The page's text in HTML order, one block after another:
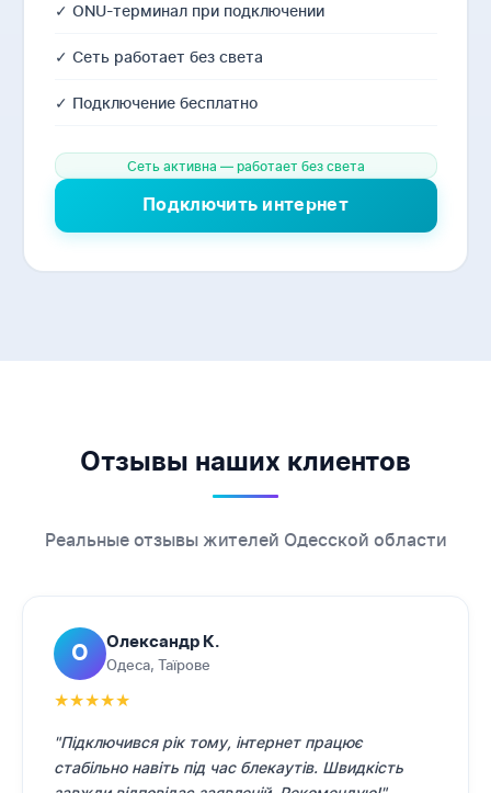
✓ ONU-терминал при подключении
✓ Сеть работает без света
✓ Подключение бесплатно
Сеть активна — работает без света
Подключить интернет
Отзывы наших клиентов
Реальные отзывы жителей Одесской области
О Олександр К.
Одеса, Таїрове
★★★★★
"Підключився рік тому, інтернет працює
стабільно навіть під час блекаутів. Швидкість